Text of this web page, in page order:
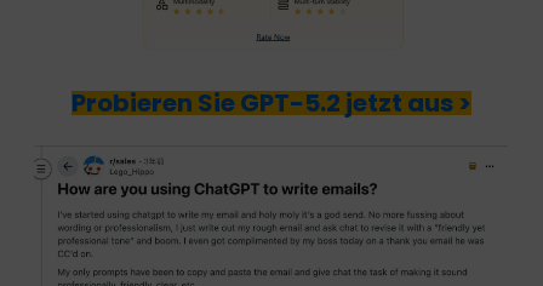
Probieren Sie GPT-5.2 jetzt aus >